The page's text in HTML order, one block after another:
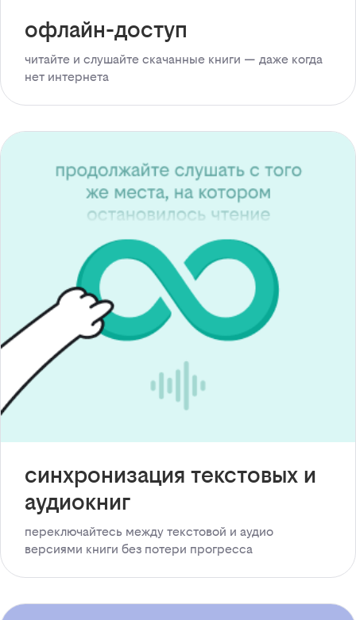
офлайн-доступ
читайте и слушайте скачанные книги — даже когда
нет интернета
синхронизация текстовых и
аудиокниг
переключайтесь между текстовой и аудио
версиями книги без потери прогресса